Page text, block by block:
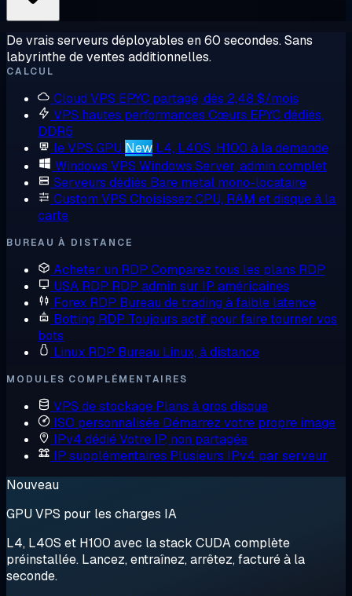
De vrais serveurs déployables en 60 secondes. Sans
labyrinthe de ventes additionnelles.
CALCUL
Cloud VPS EPYC partagé, dès 2,48 $/mois
VPS hautes performances Cœurs EPYC dédiés,
DDR5
le VPS GPU New L4, L40S, H100 à la demande
Windows VPS Windows Server, admin complet
Serveurs dédiés Bare metal mono-locataire
Custom VPS Choisissez CPU, RAM et disque à la
carte
BUREAU À DISTANCE
Acheter un RDP Comparez tous les plans RDP
USA RDP RDP admin sur IP américaines
Forex RDP Bureau de trading à faible latence
Botting RDP Toujours actif pour faire tourner vos
bots
Linux RDP Bureau Linux, à distance
MODULES COMPLÉMENTAIRES
VPS de stockage Plans à gros disque
ISO personnalisée Démarrez votre propre image
IPv4 dédiéVotre IP, non partagée
IP supplémentaires Plusieurs IPv4 par serveur
Nouveau
GPU VPS pour les charges IA
L4, L40S et H100 avec la stack CUDA complète
préinstallée. Lancez, entraînez, arrêtez, facturé à la
seconde.